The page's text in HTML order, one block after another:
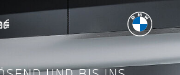
Fahrzeugvergleich
Freudeam Fahren